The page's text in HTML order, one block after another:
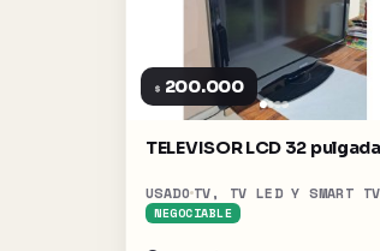
$ 200.000
TELEVISOR LCD 32
USADO TV, TV LED Y SMART TV
NEGOCIABLE